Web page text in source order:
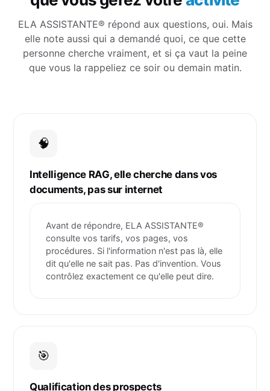
ELA ASSISTANTE® répond aux questions, oui. Mais
elle note aussi qui a demandé quoi, ce que cette
personne cherche vraiment, et si ça vaut la peine
que vous la rappeliez ce soir ou demain matin.
🧠
Intelligence RAG, elle cherche dans vos
documents, pas sur internet
Avant de répondre, ELA ASSISTANTE®
consulte vos tarifs, vos pages, vos
procédures. Si l'information n'est pas là, elle
dit qu'elle ne sait pas. Pas d'invention. Vous
contrôlez exactement ce qu'elle peut dire.
🎯
Qualification des prospects